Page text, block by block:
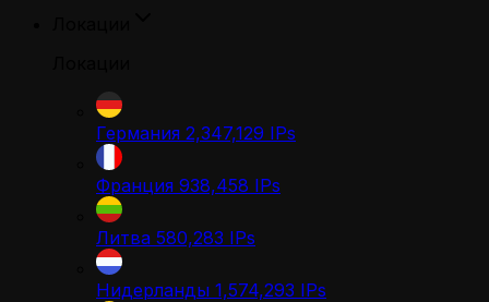
Германия 2,347,129 IPs
Франция 938,458 IPs
Литва 580,283 IPs
Нидерланды 1,574,293 IPs